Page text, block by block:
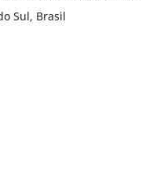
Sul, Brasil